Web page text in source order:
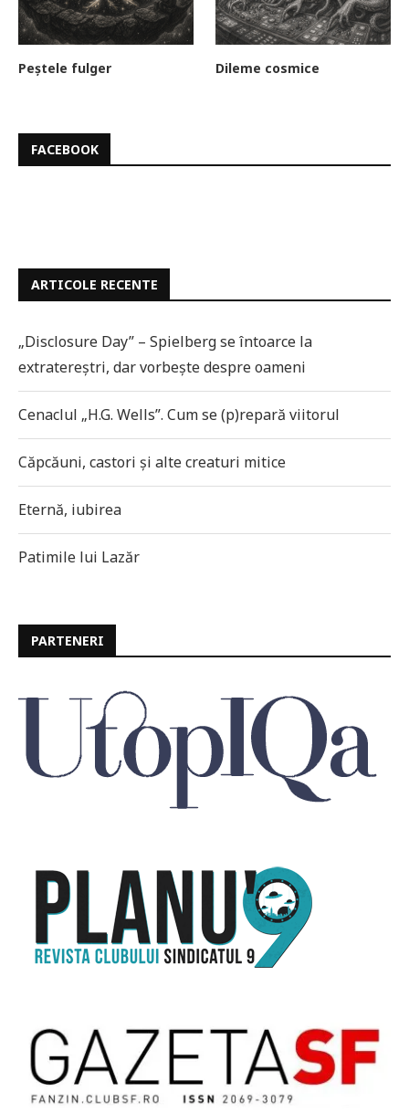
Peștele fulger Dileme cosmice
FACEBOOK
ARTICOLE RECENTE
„Disclosure Day” – Spielberg se întoarce la
extratereștri, dar vorbește despre oameni
Cenaclul „H.G. Wells”. Cum se (p)repară viitorul
Căpcăuni, castori și alte creaturi mitice
Eternă, iubirea
Patimile lui Lazăr
PARTENERI